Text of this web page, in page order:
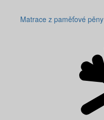
Matrace z paměťové pěny